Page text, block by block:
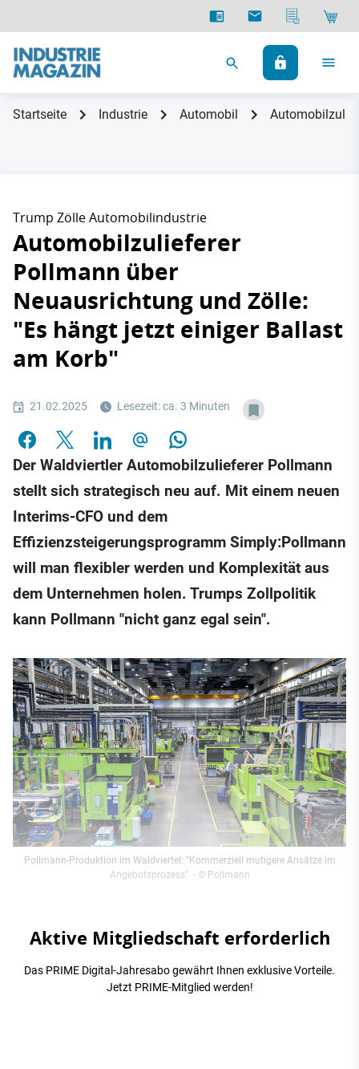
Startseite Industrie Automobil
Trump Zölle Automobilindustrie
Automobilzulieferer
Pollmann über
Neuausrichtung und Zölle:
"Es hängt jetzt einiger Ballast
am Korb"
21.02.2025 Lesezeit: ca. 3 Minuten
Der Waldviertler Automobilzulieferer Pollmann
stellt sich strategisch neu auf. Mit einem neuen
Interims-CFO und dem
Effizienzsteigerungsprogramm Simply:Pollmann
will man flexibler werden und Komplexität aus
dem Unternehmen holen. Trumps Zollpolitik
kann Pollmann "nicht ganz egal sein".
Pollmann-Produktion im Waldviertel: "Kommerziell mutigere Ansätze im
Angebotsprozess" - © Pollmann
Aktive Mitgliedschaft erforderlich
Das PRIME Digital-Jahresabo gewährt Ihnen exklusive Vorteile.
Jetzt PRIME-Mitglied werden!